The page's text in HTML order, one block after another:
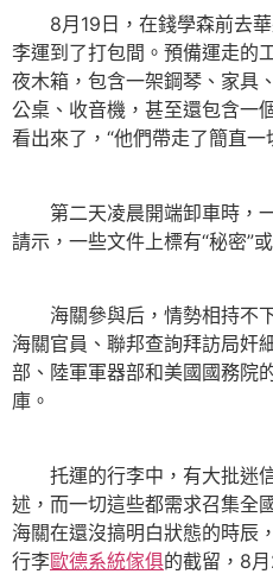
8月19日，在錢學森前去華
李運到了打包間。預備運走的
夜木箱，包含一架鋼琴、家具
公桌、收音機，甚至還包含一
看出來了，“他們帶走了簡直一
第二天凌晨開端卸車時，
請示，一些文件上標有“秘密”
海關參與后，情勢相持不下
海關官員、聯邦查詢拜訪局奸
部、陸軍軍器部和美國國務院
庫。
托運的行李中，有大批迷
述，而一切這些都需求召集全
海關在還沒搞明白狀態的時辰
行李歐德系統傢俱的截留，8